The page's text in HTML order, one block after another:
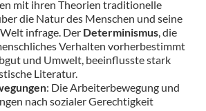
mit ihren Theorien traditionelle
die Natur des Menschen und seine
infrage. Der Determinismus, die
Verhalten vorherbestimmt
und Umwelt, beeinflusste stark
Literatur.
: Die Arbeiterbewegung und
nach sozialer Gerechtigkeit